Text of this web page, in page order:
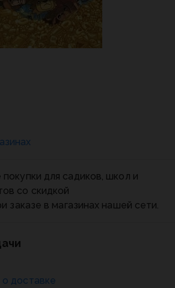
для садиков, школ и
со скидкой
заказе в магазинах нашей сети.
доставке